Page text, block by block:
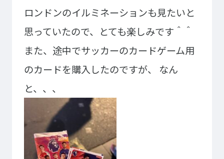
ロンドンのイルミネーションも見たいと
思っていたので、とても楽しみです＾＾
また、途中でサッカーのカードゲーム用
のカードを購入したのですが、
なん
と、、、